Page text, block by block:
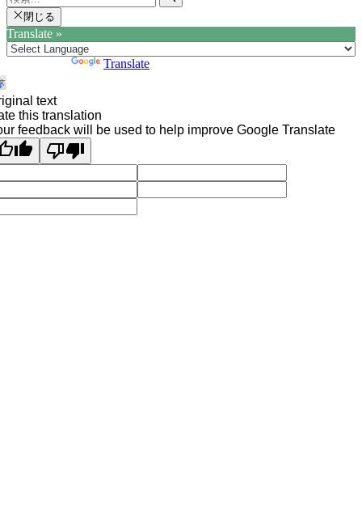
閉じる
Translate »
Translate
text
this translation
feedback will be used to help improve Google Translate